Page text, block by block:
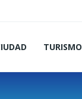
TURISMO